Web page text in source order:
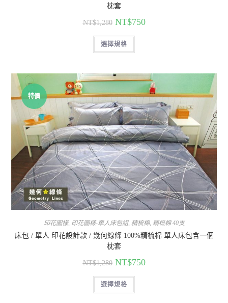
枕套
NT$1,280 NT$750
選擇規格
特價
印花圖樣, 印花圖樣-單人床包組, 精梳棉, 精梳棉 40支
床包 / 單人 印花設計款 / 幾何線條 100%精梳棉 單人床包含一個
枕套
NT$1,280 NT$750
選擇規格